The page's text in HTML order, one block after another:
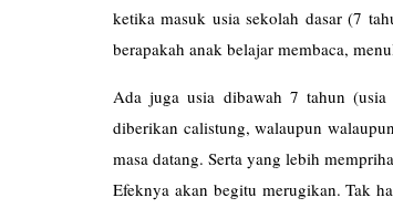
ketika masuk usia sekolah dasar (7
berapakah anak belajar membaca,
Ada juga usia dibawah 7 tahun
diberikan calistung, walaupun
masa datang. Serta yang lebih
Efeknya akan begitu merugikan. Tak